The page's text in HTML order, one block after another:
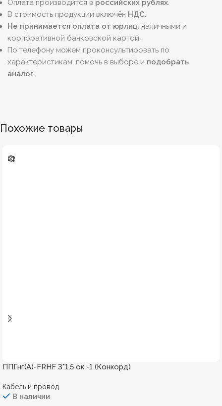
Оплата производится в российских рублях.
В стоимость продукции включён НДС.
Не принимается оплата от юрлиц: наличными и
корпоративной банковской картой.
По телефону можем проконсультировать по
характеристикам, помочь в выборе и подобрать
аналог.
Похожие товары
ППГнг(А)-FRHF 3*1,5 ок -1 (Конкорд)
Кабель и провод
В наличии